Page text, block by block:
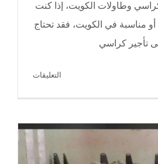
وطاولات الكويت، إذا كنت
مناسبة في الكويت، فقد تحتاج
تأجير كراسي
التعليقات